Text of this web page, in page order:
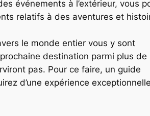
événements à l’extérieur, vous
relatifs à des aventures et
le monde entier vous y sont
destination parmi plus de
pas. Pour ce faire, un guide
d’une expérience exceptionnelle